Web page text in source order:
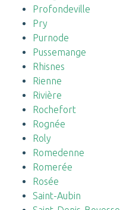
Profondeville
Pry
Purnode
Pussemange
Rhisnes
Rienne
Rivière
Rochefort
Rognée
Roly
Romedenne
Romerée
Rosée
Saint-Aubin